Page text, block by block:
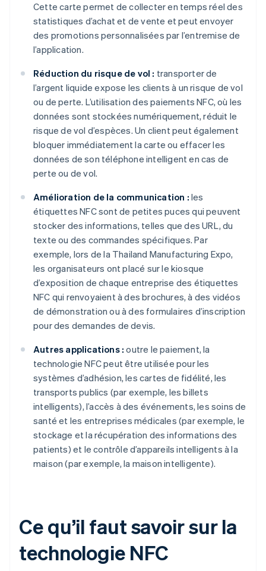
Cette carte permet de collecter en temps réel des
statistiques d’achat et de vente et peut envoyer
des promotions personnalisées par l’entremise de
l’application.
Réduction du risque de vol : transporter de
l’argent liquide expose les clients à un risque de vol
ou de perte. L’utilisation des paiements NFC, où les
données sont stockées numériquement, réduit le
risque de vol d’espèces. Un client peut également
bloquer immédiatement la carte ou effacer les
données de son téléphone intelligent en cas de
perte ou de vol.
Amélioration de la communication : les
étiquettes NFC sont de petites puces qui peuvent
stocker des informations, telles que des URL, du
texte ou des commandes spécifiques. Par
exemple, lors de la Thailand Manufacturing Expo,
les organisateurs ont placé sur le kiosque
d’exposition de chaque entreprise des étiquettes
NFC qui renvoyaient à des brochures, à des vidéos
de démonstration ou à des formulaires d’inscription
pour des demandes de devis.
Autres applications : outre le paiement, la
technologie NFC peut être utilisée pour les
systèmes d’adhésion, les cartes de fidélité, les
transports publics (par exemple, les billets
intelligents), l’accès à des événements, les soins de
santé et les entreprises médicales (par exemple, le
stockage et la récupération des informations des
patients) et le contrôle d’appareils intelligents à la
maison (par exemple, la maison intelligente).
Ce qu’il faut savoir sur la
technologie NFC